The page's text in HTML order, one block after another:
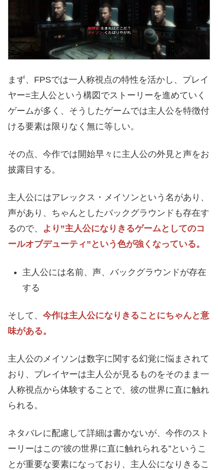
まず、FPSでは一人称視点の特性を活かし、プレイ
ヤー=主人公という構図でストーリーを進めていく
ゲームが多く、そうしたゲームでは主人公を特徴付
ける要素は限りなく無に等しい。
その点、今作では開始早々に主人公の外見と声をお
披露目する。
主人公にはアレックス・メイソンという名があり、
声があり、ちゃんとしたバックグラウンドも存在す
るので、 より”主人公になりきるゲームとしてのコ
ールオブデューティ”という色が強くなっている。
主人公には名前、声、バックグラウンドが存在
する
そして、 今作は主人公になりきることにちゃんと意
味がある。
主人公のメイソンは数字に関する幻覚に悩まされて
おり、プレイヤーは主人公が見るものをそのまま一
人称視点から体験することで、彼の世界に直に触れ
られる。
ネタバレに配慮して詳細は書かないが、今作のスト
ーリーはこの”彼の世界に直に触れられる”というこ
とが重要な要素になっており、主人公になりきるこ